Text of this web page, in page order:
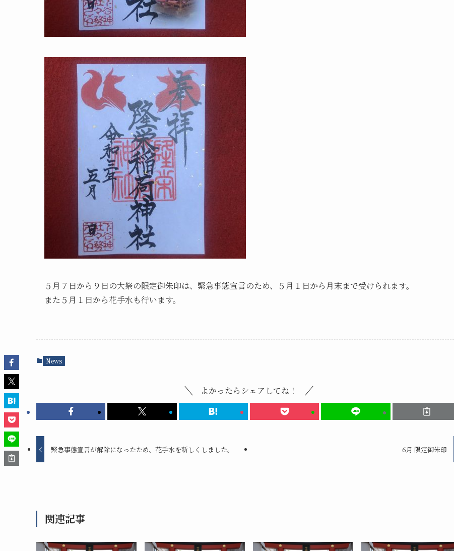
５月７日から９日の大祭の限定御朱印は、緊急事態宣言のため、５月１日から月末まで受けられます。
また５月１日から花手水も行います。
News
よかったらシェアしてね！
緊急事態宣言が解除になったため、花手水を新しくしました。 6月 限定御朱印
関連記事